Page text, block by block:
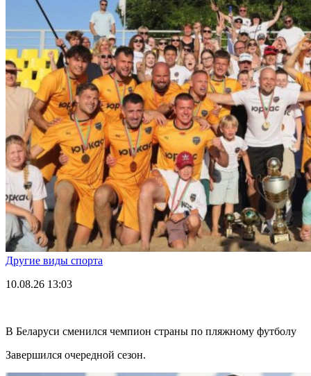
Другие виды спорта
10.08.26 13:03
В Беларуси сменился чемпион страны по пляжному футболу
Завершился очередной сезон.